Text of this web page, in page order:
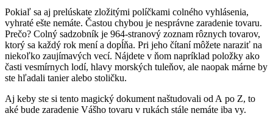
Pokiaľ sa aj prelúskate zložitými políčkami colného vyhlásenia,
vyhraté ešte nemáte. Častou chybou je nesprávne zaradenie tovaru.
Prečo? Colný sadzobník je 964-stranový zoznam rôznych tovarov,
ktorý sa každý rok mení a dopĺňa. Pri jeho čítaní môžete naraziť na
niekoľko zaujímavých vecí. Nájdete v ňom napríklad položky ako
časti vesmírnych lodí, hlavy morských tuleňov, ale naopak márne by
ste hľadali tanier alebo stoličku.
Aj keby ste si tento magický dokument naštudovali od A po Z, to
aké bude zaradenie Vášho tovaru v rukách stále nemáte iba vy.